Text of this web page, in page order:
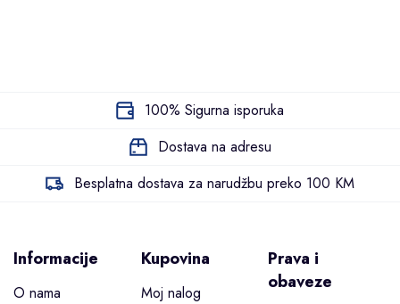
100% Sigurna isporuka
Dostava na adresu
Besplatna dostava za narudžbu preko 100 KM
Informacije
O nama
Kupovina
Moj nalog
Prava i
obaveze